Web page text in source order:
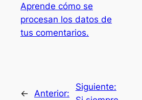
Aprende cómo se
procesan los datos de
tus comentarios.
← Anterior:
Siguiente: